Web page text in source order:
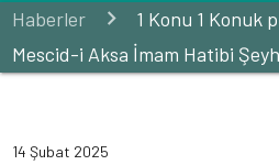
Haberler
1 Konu 1 Konuk
Mescid-i Aksa İmam Hatibi
14 Şubat 2025